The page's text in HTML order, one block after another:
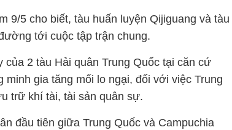
9/5 cho biết, tàu huấn luyện Qijiguang và tàu
tới cuộc tập trận chung.
2 tàu Hải quân Trung Quốc tại căn cứ
minh gia tăng mối lo ngại, đối với việc Trung
trữ khí tài, tài sản quân sự.
đầu tiên giữa Trung Quốc và Campuchia